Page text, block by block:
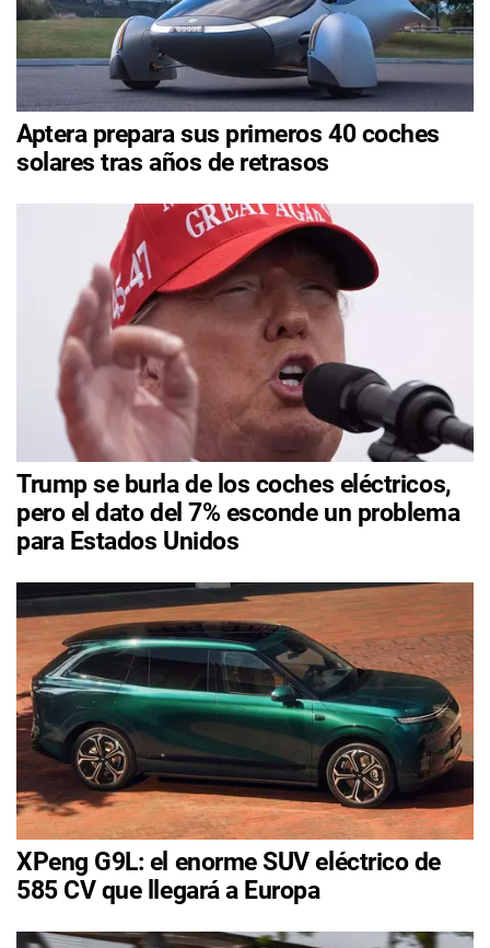
Aptera prepara sus primeros 40 coches
solares tras años de retrasos
Trump se burla de los coches eléctricos,
pero el dato del 7% esconde un problema
para Estados Unidos
XPeng G9L: el enorme SUV eléctrico de
585 CV que llegará a Europa